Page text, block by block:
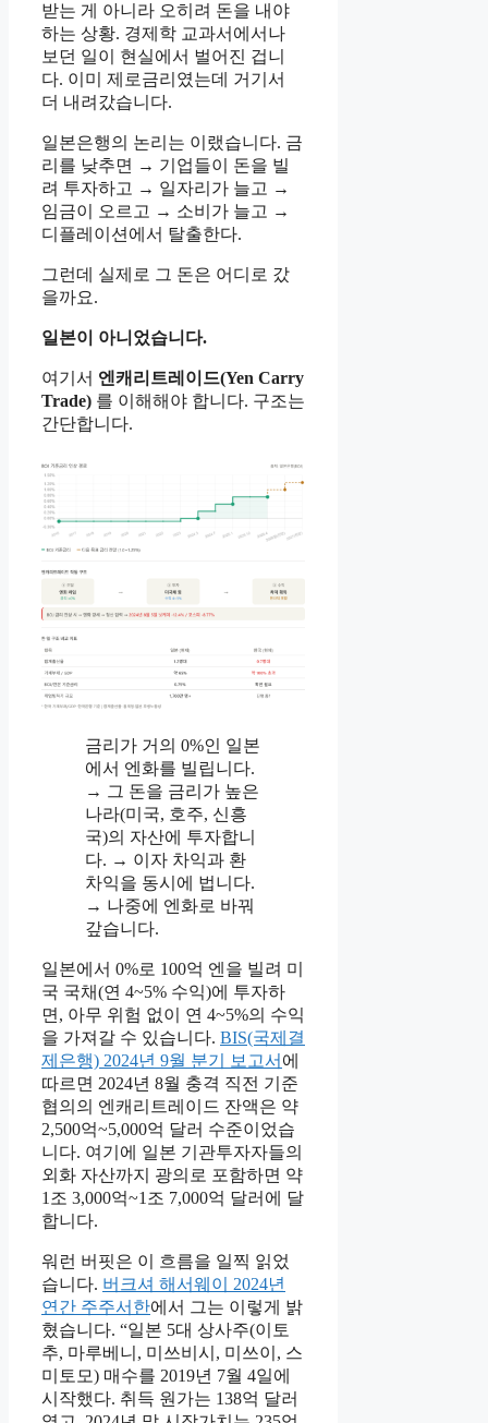
받는 게 아니라 오히려 돈을 내야
하는 상황. 경제학 교과서에서나
보던 일이 현실에서 벌어진 겁니
다. 이미 제로금리였는데 거기서
더 내려갔습니다.
일본은행의 논리는 이랬습니다. 금
리를 낮추면 → 기업들이 돈을 빌
려 투자하고 → 일자리가 늘고 →
임금이 오르고 → 소비가 늘고 →
디플레이션에서 탈출한다.
그런데 실제로 그 돈은 어디로 갔
을까요.
일본이 아니었습니다.
여기서 엔캐리트레이드(Yen Carry
Trade) 를 이해해야 합니다. 구조는
간단합니다.
금리가 거의 0%인 일본
에서 엔화를 빌립니다.
→ 그 돈을 금리가 높은
나라(미국, 호주, 신흥
국)의 자산에 투자합니
다. → 이자 차익과 환
차익을 동시에 법니다.
→ 나중에 엔화로 바꿔
갚습니다.
일본에서 0%로 100억 엔을 빌려 미
국 국채(연 4~5% 수익)에 투자하
면, 아무 위험 없이 연 4~5%의 수익
을 가져갈 수 있습니다. BIS(국제결
제은행) 2024년 9월 분기 보고서 에
따르면 2024년 8월 충격 직전 기준
협의의 엔캐리트레이드 잔액은 약
2,500억~5,000억 달러 수준이었습
니다. 여기에 일본 기관투자자들의
외화 자산까지 광의로 포함하면 약
1조 3,000억~1조 7,000억 달러에 달
합니다.
워런 버핏은 이 흐름을 일찍 읽었
습니다. 버크셔 해서웨이 2024년
연간 주주서한에서 그는 이렇게 밝
혔습니다. “일본 5대 상사주(이토
추, 마루베니, 미쓰비시, 미쓰이, 스
미토모) 매수를 2019년 7월 4일에
시작했다. 취득 원가는 138억 달러